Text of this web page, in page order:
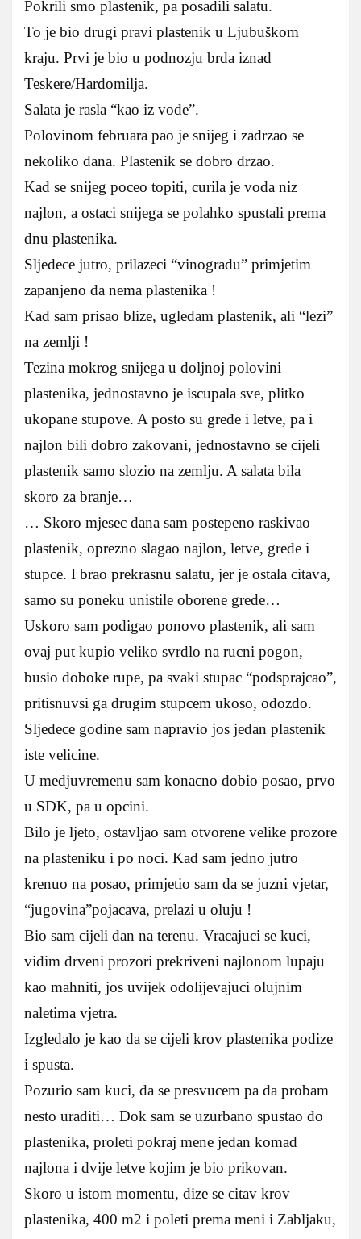
Pokrili smo plastenik, pa posadili salatu.
To je bio drugi pravi plastenik u Ljubuškom
kraju. Prvi je bio u podnozju brda iznad
Teskere/Hardomilja.
Salata je rasla “kao iz vode”.
Polovinom februara pao je snijeg i zadrzao se
nekoliko dana. Plastenik se dobro drzao.
Kad se snijeg poceo topiti, curila je voda niz
najlon, a ostaci snijega se polahko spustali prema
dnu plastenika.
Sljedece jutro, prilazeci “vinogradu” primjetim
zapanjeno da nema plastenika !
Kad sam prisao blize, ugledam plastenik, ali “lezi”
na zemlji !
Tezina mokrog snijega u doljnoj polovini
plastenika, jednostavno je iscupala sve, plitko
ukopane stupove. A posto su grede i letve, pa i
najlon bili dobro zakovani, jednostavno se cijeli
plastenik samo slozio na zemlju. A salata bila
skoro za branje…
… Skoro mjesec dana sam postepeno raskivao
plastenik, oprezno slagao najlon, letve, grede i
stupce. I brao prekrasnu salatu, jer je ostala citava,
samo su poneku unistile oborene grede…
Uskoro sam podigao ponovo plastenik, ali sam
ovaj put kupio veliko svrdlo na rucni pogon,
busio doboke rupe, pa svaki stupac “podsprajcao”,
pritisnuvsi ga drugim stupcem ukoso, odozdo.
Sljedece godine sam napravio jos jedan plastenik
iste velicine.
U medjuvremenu sam konacno dobio posao, prvo
u SDK, pa u opcini.
Bilo je ljeto, ostavljao sam otvorene velike prozore
na plasteniku i po noci. Kad sam jedno jutro
krenuo na posao, primjetio sam da se juzni vjetar,
“jugovina”pojacava, prelazi u oluju !
Bio sam cijeli dan na terenu. Vracajuci se kuci,
vidim drveni prozori prekriveni najlonom lupaju
kao mahniti, jos uvijek odolijevajuci olujnim
naletima vjetra.
Izgledalo je kao da se cijeli krov plastenika podize
i spusta.
Pozurio sam kuci, da se presvucem pa da probam
nesto uraditi… Dok sam se uzurbano spustao do
plastenika, proleti pokraj mene jedan komad
najlona i dvije letve kojim je bio prikovan.
Skoro u istom momentu, dize se citav krov
plastenika, 400 m2 i poleti prema meni i Zabljaku,